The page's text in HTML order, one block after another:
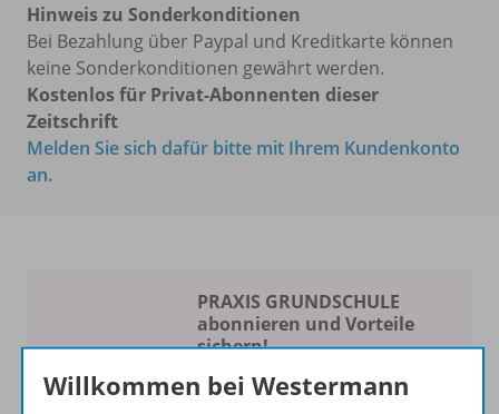
Hinweis zu Sonderkonditionen
Bei Bezahlung über Paypal und Kreditkarte können
keine Sonderkonditionen gewährt werden.
Kostenlos für Privat-Abonnenten dieser
Zeitschrift
Melden Sie sich dafür bitte mit Ihrem Kundenkonto
an.
PRAXIS GRUNDSCHULE
abonnieren und Vorteile
sichern!
Spaß am Unterrichten
Willkommen bei Westermann